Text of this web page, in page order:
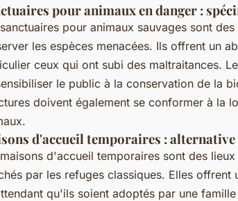
pour animaux en danger :
pour animaux sauvages sont
les espèces menacées. Ils offrent un
ceux qui ont subi des maltraitances.
le public à la conservation de la
doivent également se conformer à la
d'accueil temporaires :
d'accueil temporaires sont des
par les refuges classiques. Elles
qu'ils soient adoptés par une